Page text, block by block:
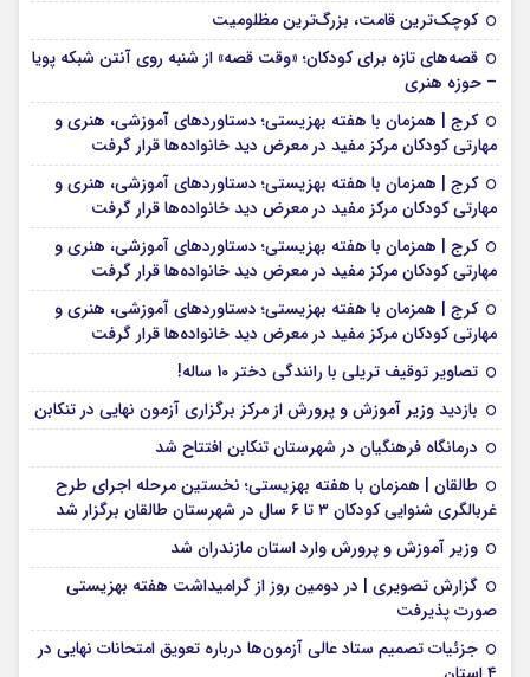
کوچک‌ترین قامت، بزرگ‌ترین مظلومیت
قصه‌های تازه برای کودکان؛ «وقت قصه» از شنبه روی آنتن شبکه پویا
– حوزه هنری
کرج | همزمان با هفته بهزیستی؛ دستاوردهای آموزشی، هنری و
مهارتی کودکان مرکز مفید در معرض دید خانواده‌ها قرار گرفت
کرج | همزمان با هفته بهزیستی؛ دستاوردهای آموزشی، هنری و
مهارتی کودکان مرکز مفید در معرض دید خانواده‌ها قرار گرفت
کرج | همزمان با هفته بهزیستی؛ دستاوردهای آموزشی، هنری و
مهارتی کودکان مرکز مفید در معرض دید خانواده‌ها قرار گرفت
کرج | همزمان با هفته بهزیستی؛ دستاوردهای آموزشی، هنری و
مهارتی کودکان مرکز مفید در معرض دید خانواده‌ها قرار گرفت
تصاویر توقیف تریلی با رانندگی دختر 10 ساله!
بازدید وزیر آموزش و پرورش از مرکز برگزاری آزمون نهایی در تنکابن
درمانگاه فرهنگیان در شهرستان تنکابن افتتاح شد
طالقان | همزمان با هفته بهزیستی؛ نخستین مرحله اجرای طرح
غربالگری شنوایی کودکان ۳ تا ۶ سال در شهرستان طالقان برگزار شد
وزیر آموزش و پرورش وارد استان مازندران شد
گزارش تصویری | در دومین روز از گرامیداشت هفته بهزیستی
صورت پذیرفت
جزئیات تصمیم ستاد عالی آزمون‌ها درباره تعویق امتحانات نهایی در